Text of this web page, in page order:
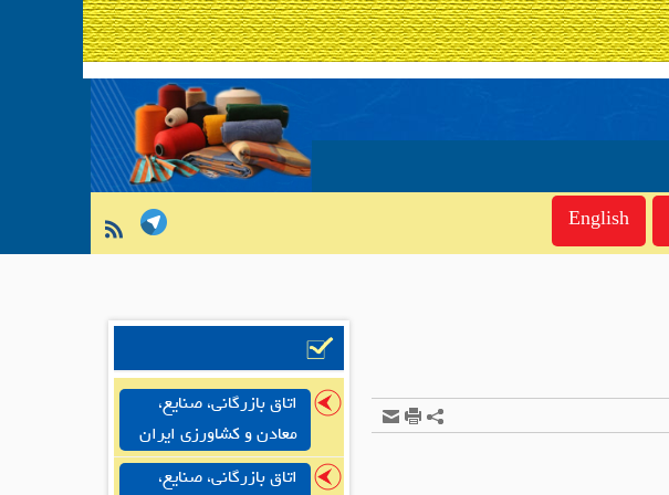
English
اتاق بازرگانی، صنایع،
معادن و کشاورزی ایران
اتاق بازرگانی، صنایع،